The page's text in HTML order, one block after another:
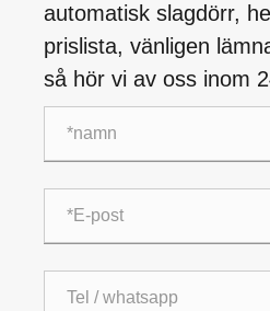
automatisk slagdörr,
prislista, vänligen
så hör vi av oss inom